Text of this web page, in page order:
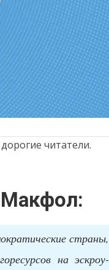
читатели.
страны,
на эскроу-